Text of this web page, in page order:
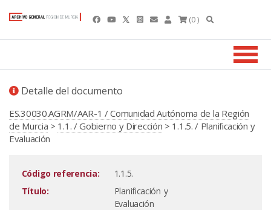
(0 )
Detalle del documento
ES.30030.AGRM/AAR-1 / Comunidad Autónoma de la Región
de Murcia > 1.1. / Gobierno y Dirección > 1.1.5. / Planificación y
Evaluación
Código referencia:
1.1.5.
Título:
Planificación y
Evaluación